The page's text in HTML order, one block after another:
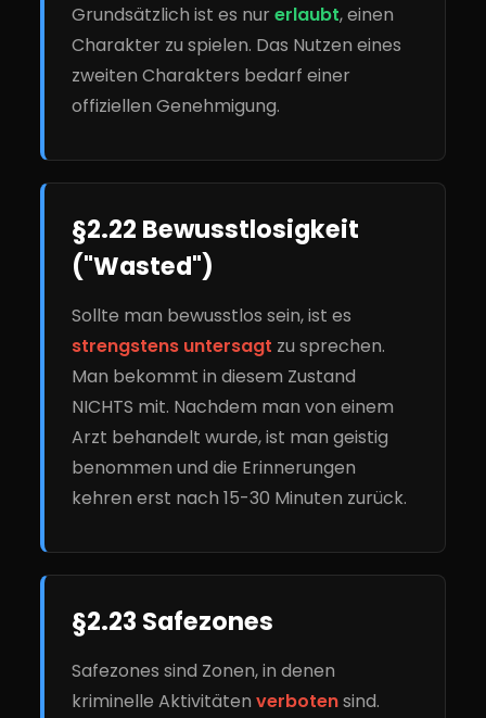
Grundsätzlich ist es nurerlaubt, einen
Charakter zu spielen. Das Nutzen eines
zweiten Charakters bedarf einer
offiziellen Genehmigung.
§2.22 Bewusstlosigkeit
("Wasted")
Sollte man bewusstlos sein, ist es
strengstens untersagt zu sprechen.
Man bekommt in diesem Zustand
NICHTS mit. Nachdem man von einem
Arzt behandelt wurde, ist man geistig
benommen und die Erinnerungen
kehren erst nach 15-30 Minuten zurück.
§2.23 Safezones
Safezones sind Zonen, in denen
kriminelle Aktivitätenverbotensind.